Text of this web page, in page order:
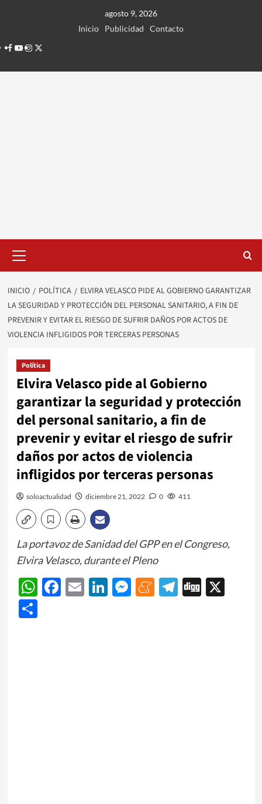
agosto 9, 2026
Inicio
Publicidad
Contacto
Facebook
Youtube
Instagram
Twitter
principal
INICIO POLÍTICA
ELVIRA VELASCO PIDE AL GOBIERNO GARANTIZAR
LA SEGURIDAD Y PROTECCIÓN DEL PERSONAL SANITARIO, A FIN DE
PREVENIR Y EVITAR EL RIESGO DE SUFRIR DAÑOS POR ACTOS DE
VIOLENCIA INFLIGIDOS POR TERCERAS PERSONAS
Política
Elvira Velasco pide al Gobierno
garantizar la seguridad y protección
del personal sanitario, a fin de
prevenir y evitar el riesgo de sufrir
daños por actos de violencia
infligidos por terceras personas
soloactualidad diciembre 21, 2022 0 411
La portavoz de Sanidad del GPP en el Congreso,
Elvira Velasco, durante el Pleno
WhatsApp
Facebook
EmailLinkedIn
Messenger
Meneame
Telegram
Digg
X
Share